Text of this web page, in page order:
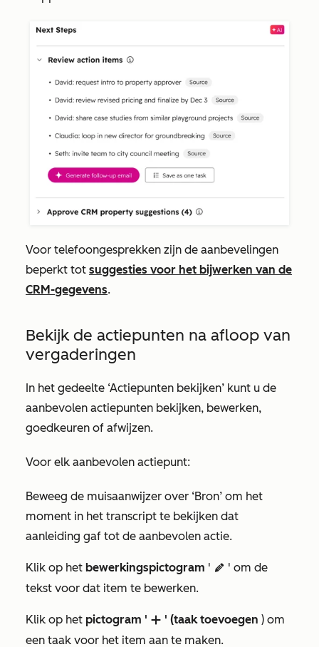
Voor telefoongesprekken zijn de aanbevelingen
beperkt tot suggesties voor het bijwerken van de
CRM-gegevens.
Bekijk de actiepunten na afloop van
vergaderingen
In het gedeelte ‘Actiepunten bekijken’ kunt u de
aanbevolen actiepunten bekijken, bewerken,
goedkeuren of afwijzen.
Voor elk aanbevolen actiepunt:
Beweeg de muisaanwijzer over ‘Bron’ om het
moment in het transcript te bekijken dat
aanleiding gaf tot de aanbevolen actie.
Klik op het bewerkingspictogram ' edit ' om de
tekst voor dat item te bewerken.
Klik op het pictogram ' add ' (taak toevoegen ) om
een taak voor het item aan te maken.